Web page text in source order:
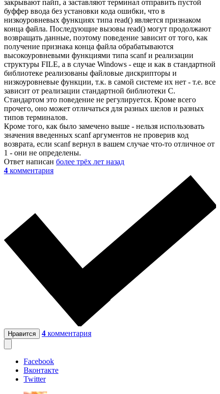
закрывают пайп, а заставляют терминал отправить пустой
буффер ввода без установки кода ошибки, что в
низкоуровневых функциях типа read() является признаком
конца файла. Последующие вызовы read() могут продолжают
возвращать данные, поэтому поведение зависит от того, как
получение признака конца файла обрабатываются
высокоуровневыми функциями типа scanf и реализации
структуры FILE, а в случае Windows - еще и как в стандартной
библиотеке реализованы файловые дискрипторы и
низкоуровневые функции, т.к. в самой системе их нет - т.е. все
зависит от реализации стандартной библиотеки С.
Стандартом это поведение не регулируется. Кроме всего
прочего, оно может отличаться для разных шелов и разных
типов терминалов.
Кроме того, как было замечено выше - нельзя использовать
значения введенных scanf аргументов не проверив код
возврата, если scanf вернул в вашем случае что-то отличное от
1 - они не определены.
Ответ написан более трёх лет назад
4 комментария
Нравится 4 комментария
Facebook
Вконтакте
Twitter